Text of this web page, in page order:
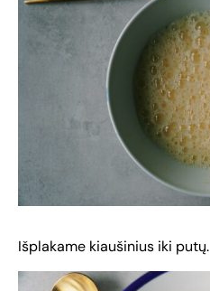
Išplakame kiaušinius iki putų.